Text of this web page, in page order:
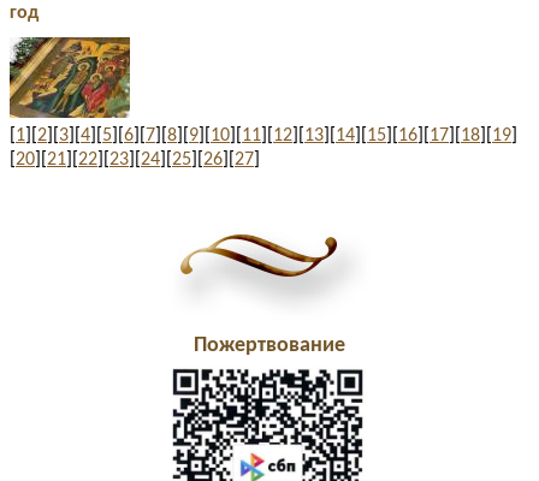
год
1 2 3 4 5 6 7 8 9 10 11 12 13 14 15 16 17 18 19
20 21 22 23 24 25 26 27
Пожертвование